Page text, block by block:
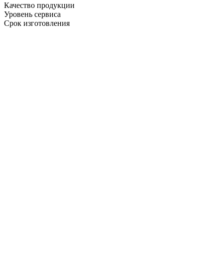
Качество продукции
Уровень сервиса
Срок изготовления